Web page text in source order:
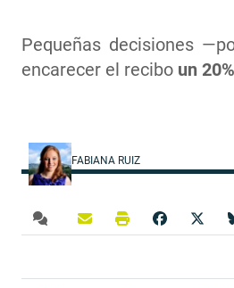
Pequeñas decisiones
encarecer el recibo un 20%
FABIANA RUIZ